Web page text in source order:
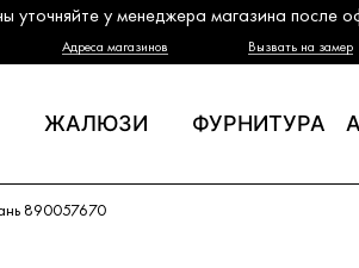
уточняйте у менеджера магазина
Адреса магазинов Вызвать на замер
ЖАЛЮЗИ ФУРНИТУРА
890057670